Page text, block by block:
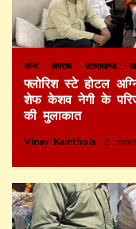
अन्य अपराध उत्तराखण्ड
फ्लोरिश स्टे होटल
शेफ केशव नेगी के
की मुलाकात
Vinay Kainthola 2